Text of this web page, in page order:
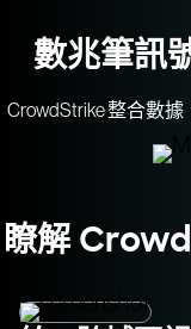
數兆筆訊
CrowdStrike 整合數
瞭解